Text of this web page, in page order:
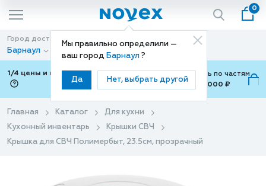
Мы правильно определили —
ваш город Барнаул ?
Да Нет, выбрать другой
0
Город доставки
Барнаул
Способ доставки
Доставка
1/4 цены и покупки ваши с Подели
Можно оплатить по частям
от 700 ₽ до 15,000 ₽
Главная Каталог
Для кухни
Кухонный инвентарь
Крышки СВЧ
Крышка для СВЧ Полимербыт, 23.5см, прозрачный